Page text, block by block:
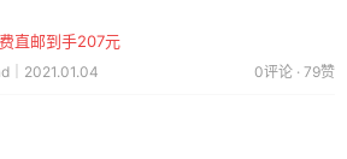
直邮到手207元
｜2021.01.04 0评论 · 79赞